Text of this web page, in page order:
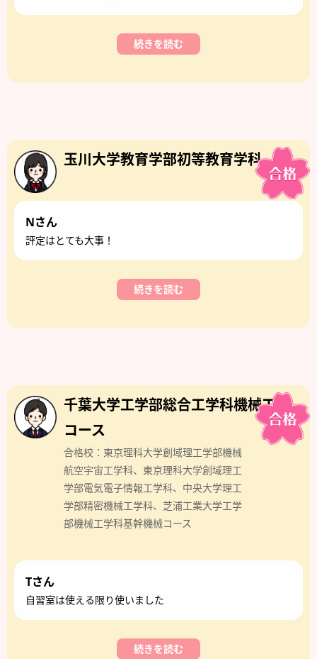
続きを読む
玉川大学教育学部初等教育学科
Nさん
評定はとても大事！
続きを読む
千葉大学工学部総合工学科機械工学
コース
合格校：東京理科大学創域理工学部機械
航空宇宙工学科、東京理科大学創域理工
学部電気電子情報工学科、中央大学理工
学部精密機械工学科、芝浦工業大学工学
部機械工学科基幹機械コース
Tさん
自習室は使える限り使いました
続きを読む